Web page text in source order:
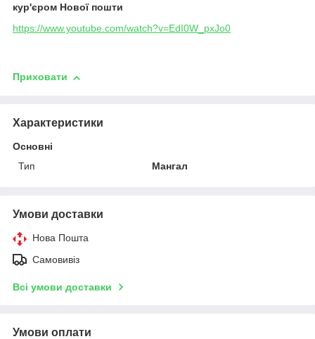
кур'єром Нової пошти
https://www.youtube.com/watch?v=EdI0W_pxJo0
Приховати
Характеристики
Основні
Тип
Мангал
Умови доставки
Нова Пошта
Самовивіз
Всі умови доставки
Умови оплати